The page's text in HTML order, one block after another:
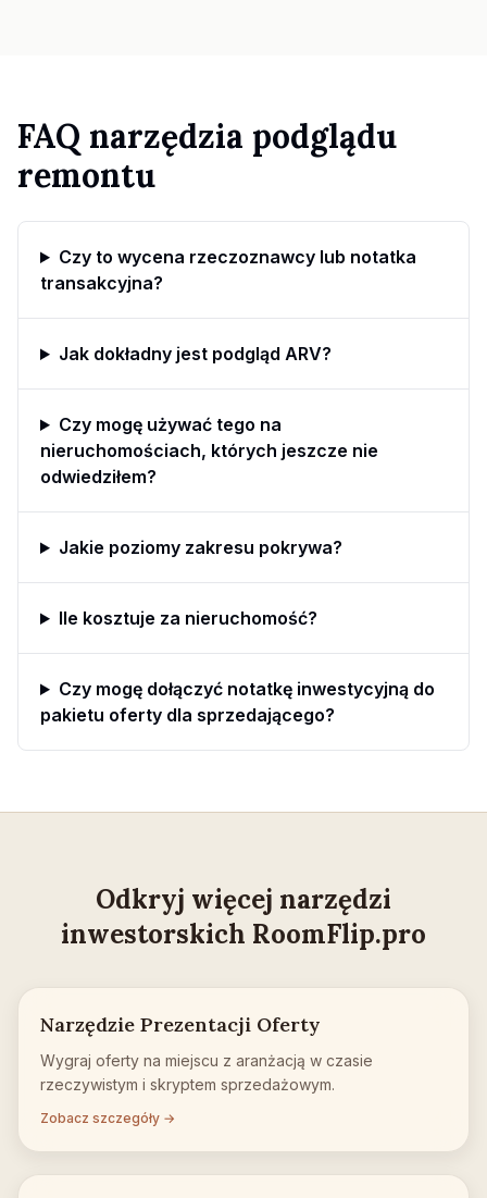
FAQ narzędzia podglądu
remontu
Czy to wycena rzeczoznawcy lub notatka
transakcyjna?
Jak dokładny jest podgląd ARV?
Czy mogę używać tego na
nieruchomościach, których jeszcze nie
odwiedziłem?
Jakie poziomy zakresu pokrywa?
Ile kosztuje za nieruchomość?
Czy mogę dołączyć notatkę inwestycyjną do
pakietu oferty dla sprzedającego?
Odkryj więcej narzędzi
inwestorskich RoomFlip.pro
Narzędzie Prezentacji Oferty
Wygraj oferty na miejscu z aranżacją w czasie
rzeczywistym i skryptem sprzedażowym.
Zobacz szczegóły →